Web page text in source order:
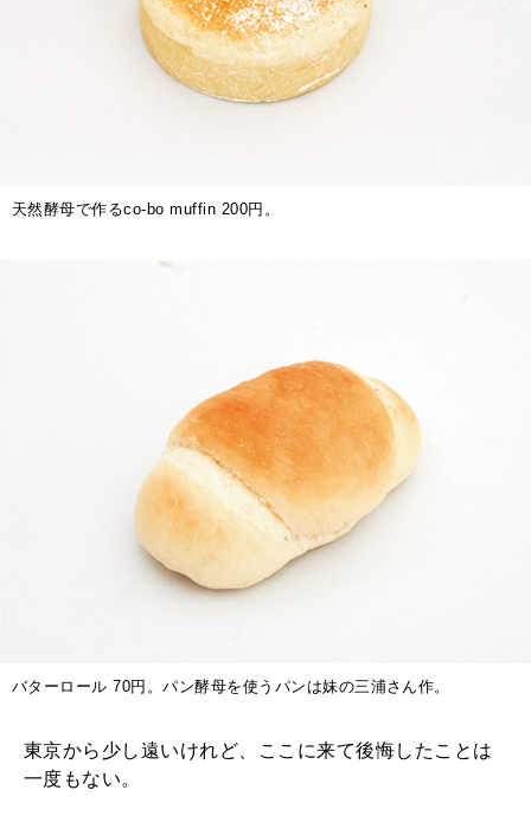
天然酵母で作るco-bo muffin 200円。
バターロール 70円。パン酵母を使うパンは妹の三浦さん作。
東京から少し遠いけれど、ここに来て後悔したことは
一度もない。